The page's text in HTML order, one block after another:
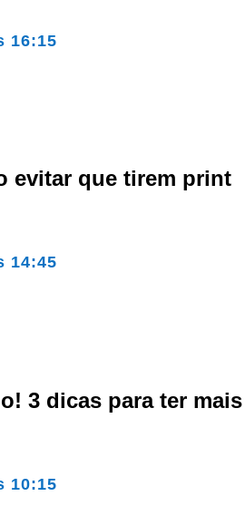
16:15
evitar que tirem print
14:45
3 dicas para ter mais
10:15